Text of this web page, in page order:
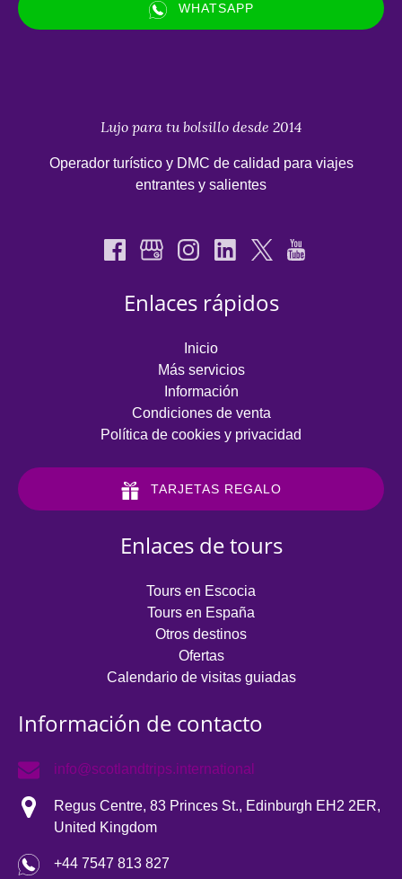
WHATSAPP
Lujo para tu bolsillo desde 2014
Operador turístico y DMC de calidad para viajes
entrantes y salientes
Enlaces rápidos
Inicio
Más servicios
Información
Condiciones de venta
Política de cookies y privacidad
TARJETAS REGALO
Enlaces de tours
Tours en Escocia
Tours en España
Otros destinos
Ofertas
Calendario de visitas guiadas
Información de contacto
info@scotlandtrips.international
Regus Centre, 83 Princes St., Edinburgh EH2 2ER,
United Kingdom
+44 7547 813 827